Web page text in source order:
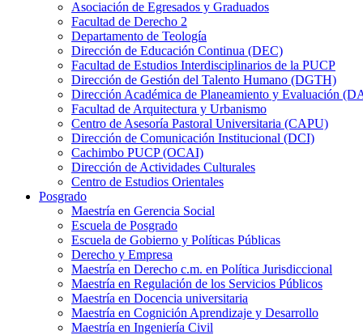
Asociación de Egresados y Graduados
Facultad de Derecho 2
Departamento de Teología
Dirección de Educación Continua (DEC)
Facultad de Estudios Interdisciplinarios de la PUCP
Dirección de Gestión del Talento Humano (DGTH)
Dirección Académica de Planeamiento y Evaluación
Facultad de Arquitectura y Urbanismo
Centro de Asesoría Pastoral Universitaria (CAPU)
Dirección de Comunicación Institucional (DCI)
Cachimbo PUCP (OCAI)
Dirección de Actividades Culturales
Centro de Estudios Orientales
Posgrado
Maestría en Gerencia Social
Escuela de Posgrado
Escuela de Gobierno y Políticas Públicas
Derecho y Empresa
Maestría en Derecho c.m. en Política Jurisdiccional
Maestría en Regulación de los Servicios Públicos
Maestría en Docencia universitaria
Maestría en Cognición Aprendizaje y Desarrollo
Maestría en Ingeniería Civil